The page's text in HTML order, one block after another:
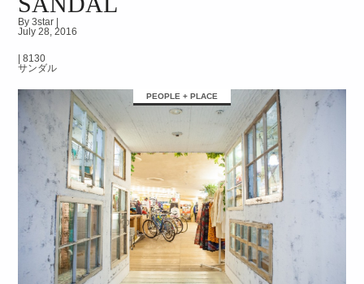
By 3star |
July 28, 2016
|8130
サンダル
PEOPLE + PLACE